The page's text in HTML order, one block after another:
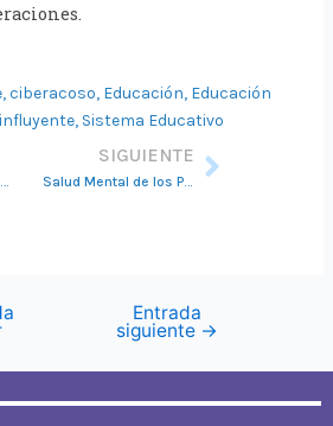
,ciberacoso, Educación, Educación
, Sistema Educativo
SIGUIENTE
Entrada
siguiente →